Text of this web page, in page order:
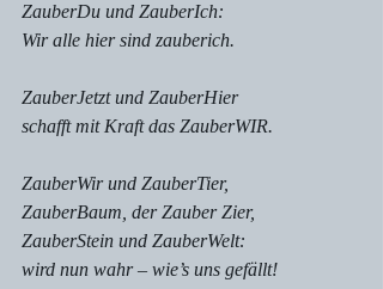
ZauberDu und ZauberIch:
Wir alle hier sind zauberich.
ZauberJetzt und ZauberHier
schafft mit Kraft das ZauberWIR.
ZauberWir und ZauberTier,
ZauberBaum, der Zauber Zier,
ZauberStein und ZauberWelt:
wird nun wahr – wie’s uns gefällt!